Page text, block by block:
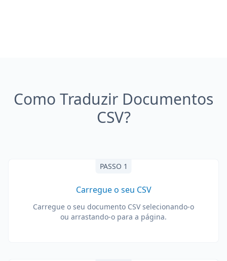
Como Traduzir Documentos
CSV?
PASSO 1
Carregue o seu CSV
Carregue o seu documento CSV selecionando-o
ou arrastando-o para a página.